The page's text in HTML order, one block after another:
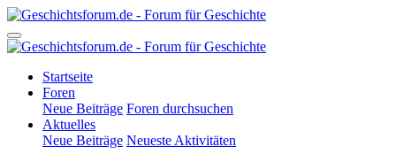
Startseite
Foren
Neue Beiträge Foren durchsuchen
Aktuelles
Neue Beiträge Neueste Aktivitäten